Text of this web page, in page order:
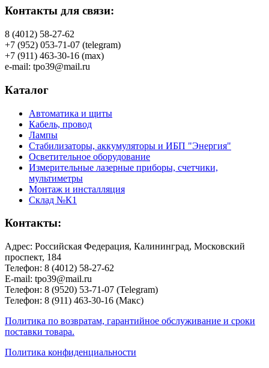
Контакты для связи:
8 (4012) 58-27-62
+7 (952) 053-71-07 (telegram)
+7 (911) 463-30-16 (max)
e-mail: tpo39@mail.ru
Каталог
Автоматика и щиты
Кабель, провод
Лампы
Стабилизаторы, аккумуляторы и ИБП "Энергия"
Осветительное оборудование
Измерительные лазерные приборы, счетчики,
мультиметры
Монтаж и инсталляция
Склад №К1
Контакты:
Адрес: Российская Федерация, Калининград, Московский
проспект, 184
Телефон: 8 (4012) 58-27-62
E-mail: tpo39@mail.ru
Телефон: 8 (9520) 53-71-07 (Telegram)
Телефон: 8 (911) 463-30-16 (Макс)
Политика по возвратам, гарантийное обслуживание и сроки
поставки товара.
Политика конфиденциальности